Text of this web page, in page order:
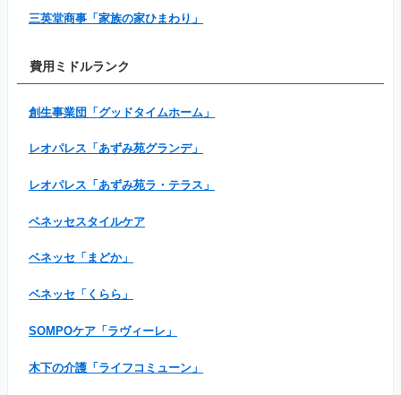
三英堂商事「家族の家ひまわり」
費用ミドルランク
創生事業団「グッドタイムホーム」
レオパレス「あずみ苑グランデ」
レオパレス「あずみ苑ラ・テラス」
ベネッセスタイルケア
ベネッセ「まどか」
ベネッセ「くらら」
SOMPOケア「ラヴィーレ」
木下の介護「ライフコミューン」